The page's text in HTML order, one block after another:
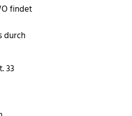
findet
durch
33